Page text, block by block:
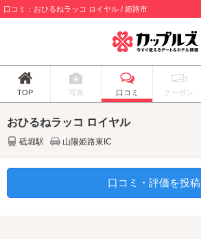
口コミ：おひるねラッコ ロイヤル / 姫路市
TOP 写真 口コミ クーポン
おひるねラッコ ロイヤル
砥堀駅 山陽姫路東IC
口コミ・評価を投稿